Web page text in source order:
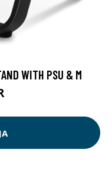
WITH PSU & M